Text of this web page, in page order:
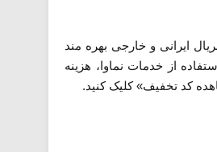
ایرانی و خارجی بهره مند
از خدمات نماوا، هزینه
کد تخفیف» کلیک کنید.